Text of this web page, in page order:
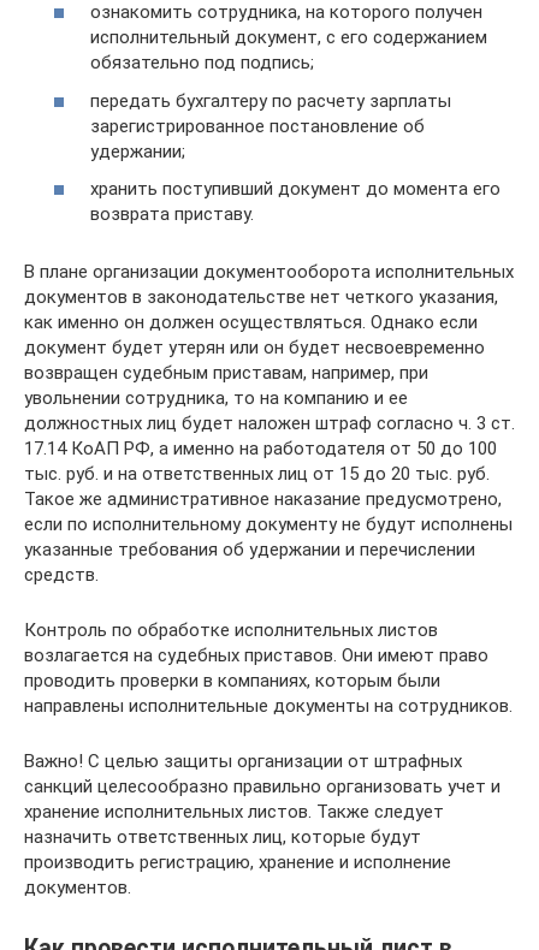
ознакомить сотрудника, на которого получен
исполнительный документ, с его содержанием
обязательно под подпись;
передать бухгалтеру по расчету зарплаты
зарегистрированное постановление об
удержании;
хранить поступивший документ до момента его
возврата приставу.
В плане организации документооборота исполнительных
документов в законодательстве нет четкого указания,
как именно он должен осуществляться. Однако если
документ будет утерян или он будет несвоевременно
возвращен судебным приставам, например, при
увольнении сотрудника, то на компанию и ее
должностных лиц будет наложен штраф согласно ч. 3 ст.
17.14 КоАП РФ, а именно на работодателя от 50 до 100
тыс. руб. и на ответственных лиц от 15 до 20 тыс. руб.
Такое же административное наказание предусмотрено,
если по исполнительному документу не будут исполнены
указанные требования об удержании и перечислении
средств.
Контроль по обработке исполнительных листов
возлагается на судебных приставов. Они имеют право
проводить проверки в компаниях, которым были
направлены исполнительные документы на сотрудников.
Важно! С целью защиты организации от штрафных
санкций целесообразно правильно организовать учет и
хранение исполнительных листов. Также следует
назначить ответственных лиц, которые будут
производить регистрацию, хранение и исполнение
документов.